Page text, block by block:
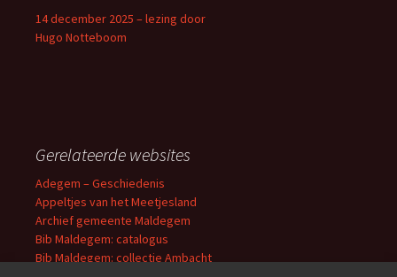
14 december 2025 – lezing door
Hugo Notteboom
Gerelateerde websites
Adegem – Geschiedenis
Appeltjes van het Meetjesland
Archief gemeente Maldegem
Bib Maldegem: catalogus
Bib Maldegem: collectie Ambacht